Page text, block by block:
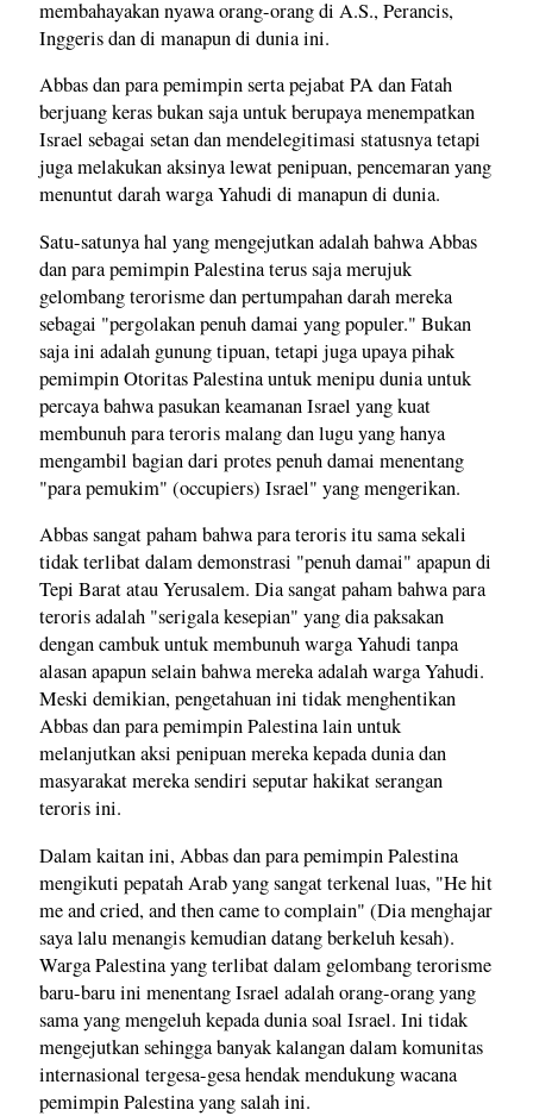
membahayakan nyawa orang-orang di A.S., Perancis,
Inggeris dan di manapun di dunia ini.
Abbas dan para pemimpin serta pejabat PA dan Fatah
berjuang keras bukan saja untuk berupaya menempatkan
Israel sebagai setan dan mendelegitimasi statusnya tetapi
juga melakukan aksinya lewat penipuan, pencemaran yang
menuntut darah warga Yahudi di manapun di dunia.
Satu-satunya hal yang mengejutkan adalah bahwa Abbas
dan para pemimpin Palestina terus saja merujuk
gelombang terorisme dan pertumpahan darah mereka
sebagai "pergolakan penuh damai yang populer." Bukan
saja ini adalah gunung tipuan, tetapi juga upaya pihak
pemimpin Otoritas Palestina untuk menipu dunia untuk
percaya bahwa pasukan keamanan Israel yang kuat
membunuh para teroris malang dan lugu yang hanya
mengambil bagian dari protes penuh damai menentang
"para pemukim" (occupiers) Israel" yang mengerikan.
Abbas sangat paham bahwa para teroris itu sama sekali
tidak terlibat dalam demonstrasi "penuh damai" apapun di
Tepi Barat atau Yerusalem. Dia sangat paham bahwa para
teroris adalah "serigala kesepian" yang dia paksakan
dengan cambuk untuk membunuh warga Yahudi tanpa
alasan apapun selain bahwa mereka adalah warga Yahudi.
Meski demikian, pengetahuan ini tidak menghentikan
Abbas dan para pemimpin Palestina lain untuk
melanjutkan aksi penipuan mereka kepada dunia dan
masyarakat mereka sendiri seputar hakikat serangan
teroris ini.
Dalam kaitan ini, Abbas dan para pemimpin Palestina
mengikuti pepatah Arab yang sangat terkenal luas, "He hit
me and cried, and then came to complain" (Dia menghajar
saya lalu menangis kemudian datang berkeluh kesah).
Warga Palestina yang terlibat dalam gelombang terorisme
baru-baru ini menentang Israel adalah orang-orang yang
sama yang mengeluh kepada dunia soal Israel. Ini tidak
mengejutkan sehingga banyak kalangan dalam komunitas
internasional tergesa-gesa hendak mendukung wacana
pemimpin Palestina yang salah ini.